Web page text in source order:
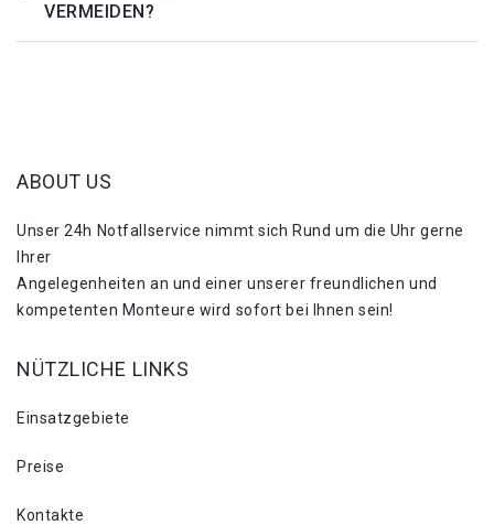
VERMEIDEN?
ABOUT US
Unser 24h Notfallservice nimmt sich Rund um die Uhr gerne
Ihrer
Angelegenheiten an und einer unserer freundlichen und
kompetenten Monteure wird sofort bei Ihnen sein!
NÜTZLICHE LINKS
Einsatzgebiete
Preise
Kontakte